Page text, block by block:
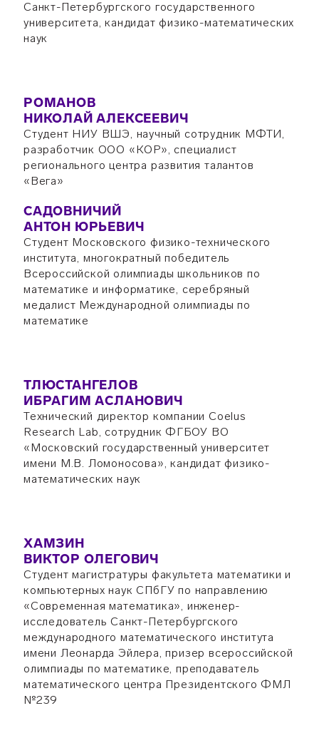
Санкт-Петербургского государственного
университета, кандидат физико-математических
наук
РОМАНОВ
НИКОЛАЙ АЛЕКСЕЕВИЧ
Студент НИУ ВШЭ, научный сотрудник МФТИ,
разработчик ООО «КОР», специалист
регионального центра развития талантов
«Вега»
САДОВНИЧИЙ
АНТОН ЮРЬЕВИЧ
Студент Московского физико-технического
института, многократный победитель
Всероссийской олимпиады школьников по
математике и информатике, серебряный
медалист Международной олимпиады по
математике
ТЛЮСТАНГЕЛОВ
ИБРАГИМ АСЛАНОВИЧ
Технический директор компании Coelus
Research Lab, сотрудник ФГБОУ ВО
«Московский государственный университет
имени М.В. Ломоносова», кандидат физико-
математических наук
ХАМЗИН
ВИКТОР ОЛЕГОВИЧ
Студент магистратуры факультета математики и
компьютерных наук СПбГУ по направлению
«Современная математика», инженер-
исследователь Санкт-Петербургского
международного математического института
имени Леонарда Эйлера, призер всероссийской
олимпиады по математике, преподаватель
математического центра Президентского ФМЛ
№239